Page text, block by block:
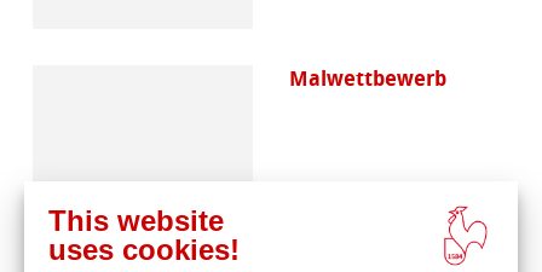
Malwettbewerb
This website
uses cookies!